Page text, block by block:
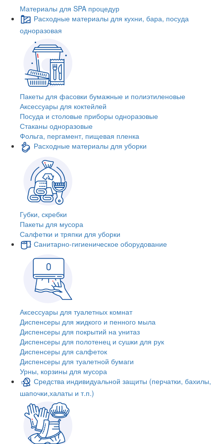
Материалы для SPA процедур
Расходные материалы для кухни, бара, посуда
одноразовая
Пакеты для фасовки бумажные и полиэтиленовые
Аксессуары для коктейлей
Посуда и столовые приборы одноразовые
Стаканы одноразовые
Фольга, пергамент, пищевая пленка
Расходные материалы для уборки
Губки, скребки
Пакеты для мусора
Салфетки и тряпки для уборки
Санитарно-гигиеническое оборудование
Аксессуары для туалетных комнат
Диспенсеры для жидкого и пенного мыла
Диспенсеры для покрытий на унитаз
Диспенсеры для полотенец и сушки для рук
Диспенсеры для салфеток
Диспенсеры для туалетной бумаги
Урны, корзины для мусора
Средства индивидуальной защиты (перчатки, бахилы,
шапочки,халаты и т.п.)